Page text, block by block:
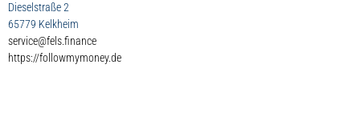
Dieselstraße 2
65779 Kelkheim
service@fels.finance
https://followmymoney.de